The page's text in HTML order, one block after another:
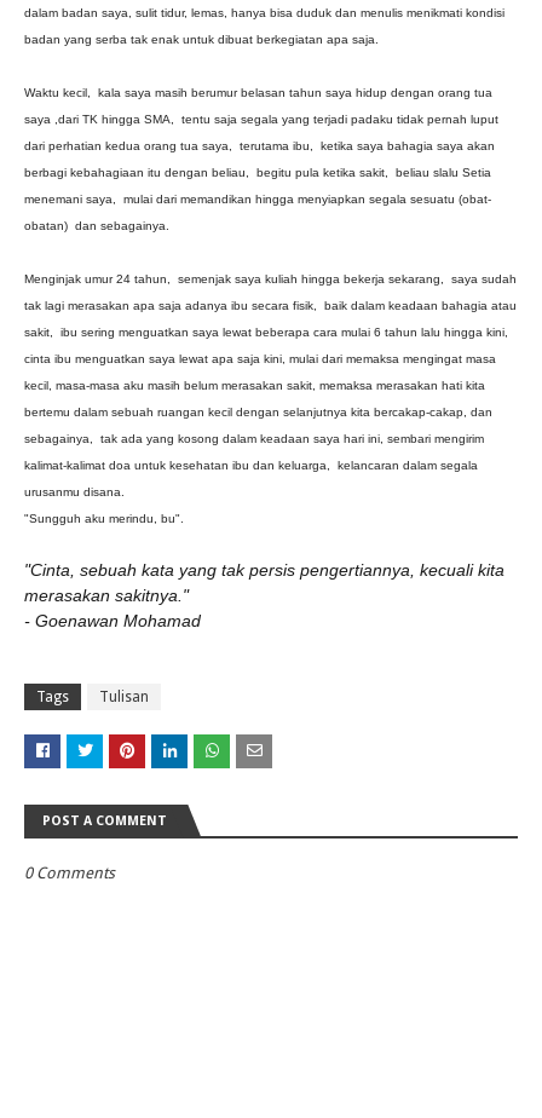
dalam badan saya, sulit tidur, lemas, hanya bisa duduk dan menulis menikmati kondisi
badan yang serba tak enak untuk dibuat berkegiatan apa saja.
Waktu kecil, kala saya masih berumur belasan tahun saya hidup dengan orang tua
saya ,dari TK hingga SMA, tentu saja segala yang terjadi padaku tidak pernah luput
dari perhatian kedua orang tua saya, terutama ibu, ketika saya bahagia saya akan
berbagi kebahagiaan itu dengan beliau, begitu pula ketika sakit, beliau slalu Setia
menemani saya, mulai dari memandikan hingga menyiapkan segala sesuatu (obat-
obatan) dan sebagainya.
Menginjak umur 24 tahun, semenjak saya kuliah hingga bekerja sekarang, saya sudah
tak lagi merasakan apa saja adanya ibu secara fisik, baik dalam keadaan bahagia atau
sakit, ibu sering menguatkan saya lewat beberapa cara mulai 6 tahun lalu hingga kini,
cinta ibu menguatkan saya lewat apa saja kini, mulai dari memaksa mengingat masa
kecil, masa-masa aku masih belum merasakan sakit, memaksa merasakan hati kita
bertemu dalam sebuah ruangan kecil dengan selanjutnya kita bercakap-cakap, dan
sebagainya, tak ada yang kosong dalam keadaan saya hari ini, sembari mengirim
kalimat-kalimat doa untuk kesehatan ibu dan keluarga, kelancaran dalam segala
urusanmu disana.
"Sungguh aku merindu, bu".
"Cinta, sebuah kata yang tak persis pengertiannya, kecuali kita
merasakan sakitnya."
- Goenawan Mohamad
Tags Tulisan
POST A COMMENT
0 Comments